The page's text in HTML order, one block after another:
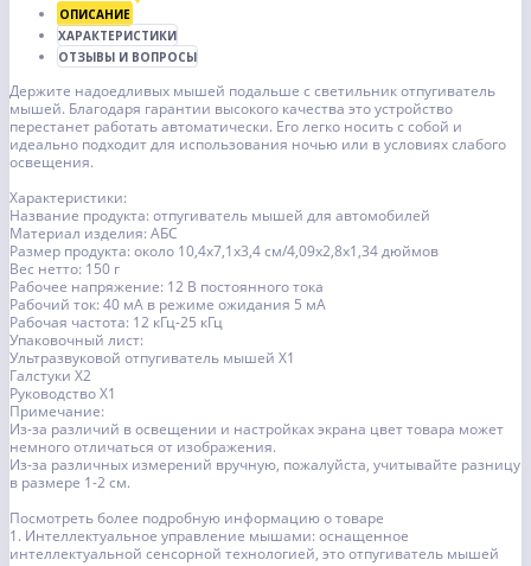
ОПИСАНИЕ
ХАРАКТЕРИСТИКИ
ОТЗЫВЫ И ВОПРОСЫ
Держите надоедливых мышей подальше с светильник отпугиватель
мышей. Благодаря гарантии высокого качества это устройство
перестанет работать автоматически. Его легко носить с собой и
идеально подходит для использования ночью или в условиях слабого
освещения.
Характеристики:
Название продукта: отпугиватель мышей для автомобилей
Материал изделия: АБС
Размер продукта: около 10,4x7,1x3,4 см/4,09x2,8x1,34 дюймов
Вес нетто: 150 г
Рабочее напряжение: 12 В постоянного тока
Рабочий ток: 40 мА в режиме ожидания 5 мА
Рабочая частота: 12 кГц-25 кГц
Упаковочный лист:
Ультразвуковой отпугиватель мышей X1
Галстуки X2
Руководство X1
Примечание:
Из-за различий в освещении и настройках экрана цвет товара может
немного отличаться от изображения.
Из-за различных измерений вручную, пожалуйста, учитывайте разницу
в размере 1-2 см.
Посмотреть более подробную информацию о товаре
1. Интеллектуальное управление мышами: оснащенное
интеллектуальной сенсорной технологией, это отпугиватель мышей